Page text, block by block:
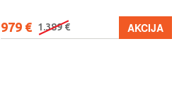
979 € 1.389 € AKCIJA